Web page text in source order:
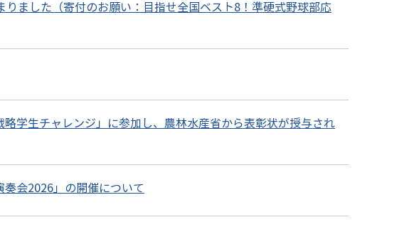
ました（寄付のお願い：目指せ全国ベスト8！準硬式野球部応
学生チャレンジ」に参加し、農林水産省から表彰状が授与され
会2026」の開催について